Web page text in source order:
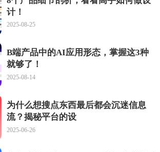
计！
2025-08-25
B端产品中的AI应用形态，掌握这3种
就够了！
2025-08-14
为什么想搜点东西最后都会沉迷信息
流？揭秘平台的设
2025-06-26